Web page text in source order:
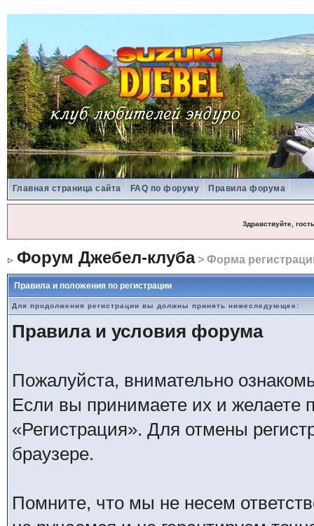
Главная страница сайта FAQ по форуму Правила форума
Здравствуйте, гость
Форум Джебел-клуба> Форма
Правила и положения по регистрации
Для продолжения регистрации вы должны принять нижеследующее:
Правила и условия форума
Пожалуйста, внимательно
Если вы принимаете их и желаете
«Регистрация». Для отмены
браузере.
Помните, что мы не несем